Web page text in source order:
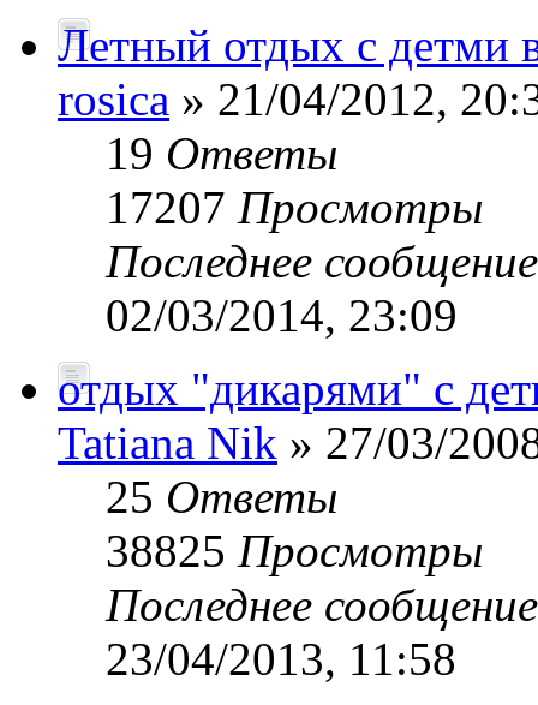
Летный отдых с
rosica » 21/04/2012,
19 Ответы
17207 Просмотры
Последнее
02/03/2014, 23:09
отдых "дикарями" с
Tatiana Nik » 27/03/
25 Ответы
38825 Просмотры
Последнее
23/04/2013, 11:58